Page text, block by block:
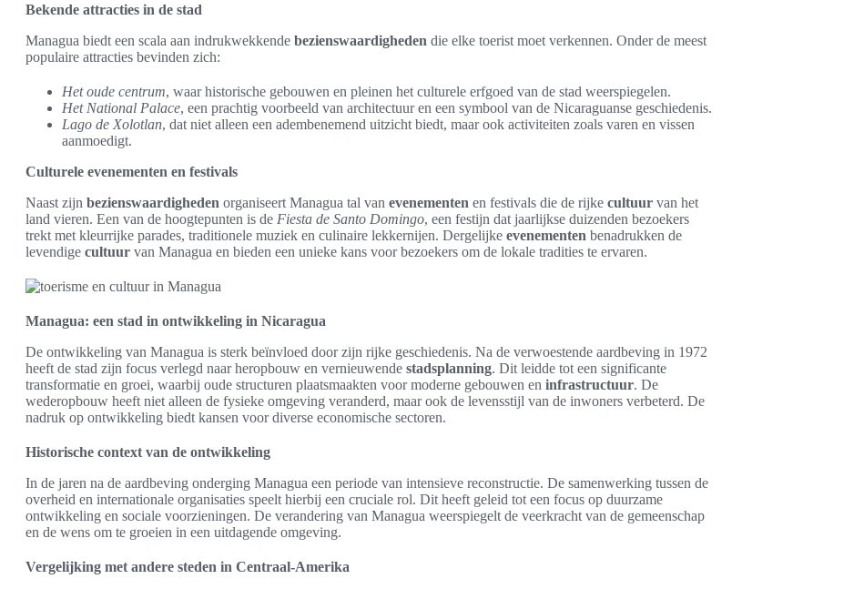
Bekende attracties in de stad
Managua biedt een scala aan indrukwekkende bezienswaardigheden die elke toerist moet verkennen. Onder de meest
populaire attracties bevinden zich:
Het oude centrum, waar historische gebouwen en pleinen het culturele erfgoed van de stad weerspiegelen.
Het National Palace, een prachtig voorbeeld van architectuur en een symbool van de Nicaraguanse geschiedenis.
Lago de Xolotlan, dat niet alleen een adembenemend uitzicht biedt, maar ook activiteiten zoals varen en vissen
aanmoedigt.
Culturele evenementen en festivals
Naast zijn bezienswaardigheden organiseert Managua tal van evenementen en festivals die de rijke cultuur van het
land vieren. Een van de hoogtepunten is de Fiesta de Santo Domingo, een festijn dat jaarlijkse duizenden bezoekers
trekt met kleurrijke parades, traditionele muziek en culinaire lekkernijen. Dergelijke evenementen benadrukken de
levendige cultuur van Managua en bieden een unieke kans voor bezoekers om de lokale tradities te ervaren.
Managua: een stad in ontwikkeling in Nicaragua
De ontwikkeling van Managua is sterk beïnvloed door zijn rijke geschiedenis. Na de verwoestende aardbeving in 1972
heeft de stad zijn focus verlegd naar heropbouw en vernieuwende stadsplanning. Dit leidde tot een significante
transformatie en groei, waarbij oude structuren plaatsmaakten voor moderne gebouwen en infrastructuur. De
wederopbouw heeft niet alleen de fysieke omgeving veranderd, maar ook de levensstijl van de inwoners verbeterd. De
nadruk op ontwikkeling biedt kansen voor diverse economische sectoren.
Historische context van de ontwikkeling
In de jaren na de aardbeving onderging Managua een periode van intensieve reconstructie. De samenwerking tussen de
overheid en internationale organisaties speelt hierbij een cruciale rol. Dit heeft geleid tot een focus op duurzame
ontwikkeling en sociale voorzieningen. De verandering van Managua weerspiegelt de veerkracht van de gemeenschap
en de wens om te groeien in een uitdagende omgeving.
Vergelijking met andere steden in Centraal-Amerika